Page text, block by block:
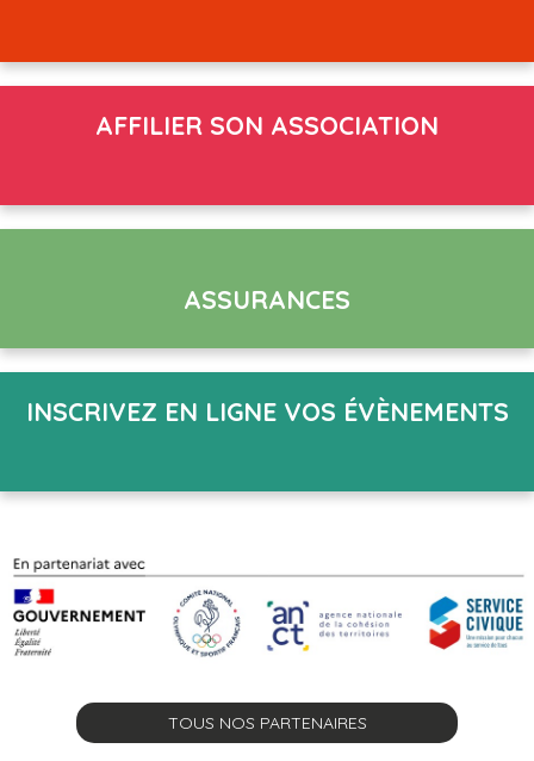
AFFILIER SON ASSOCIATION
ASSURANCES
INSCRIVEZ EN LIGNE VOS ÉVÈNEMENTS
TOUS NOS PARTENAIRES